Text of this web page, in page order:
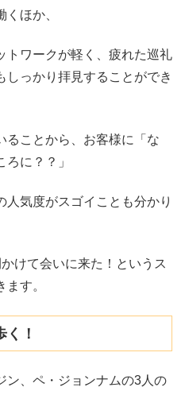
ほか、
トワークが軽く、疲れた巡礼
っかり拝見することができ
ることから、お客様に「な
に？？」
人気度がスゴイことも分かり
けて会いに来た！というス
す。
！
ン、ペ・ジョンナムの3人の